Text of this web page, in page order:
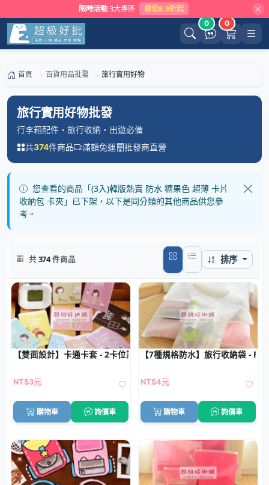
限時活動 3大專區 最低8.9折起
0 0
首頁 百貨用品批發 旅行實用好物
旅行實用好物批發
行李箱配件・旅行收納・出遊必備
共374件商品 滿額免運 批發商直營
您查看的商品「(3入)韓版熱賣 防水 糖果色 超薄 卡片
收納包 卡夾」已下架，以下是同分類的其他商品供您參
考。
共374件商品 排序
【雙面設計】卡通卡套 - 2卡位證件收納套
NT$3元
購物車 詢價車
【7種規格防水】旅行收納袋 -
NT$4元
購物車 詢價車